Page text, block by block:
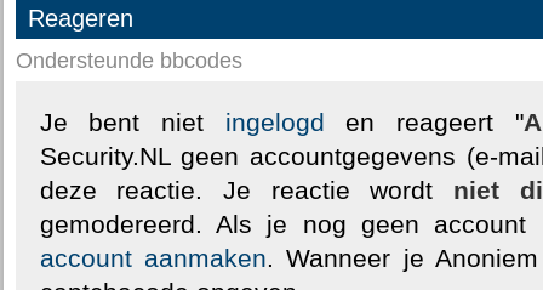
Reageren
Ondersteunde bbcodes
Je bent niet ingelogd en reageert "
Security.NL geen accountgegevens (e-
deze reactie. Je reactie wordt niet
gemodereerd. Als je nog geen
account aanmaken. Wanneer je